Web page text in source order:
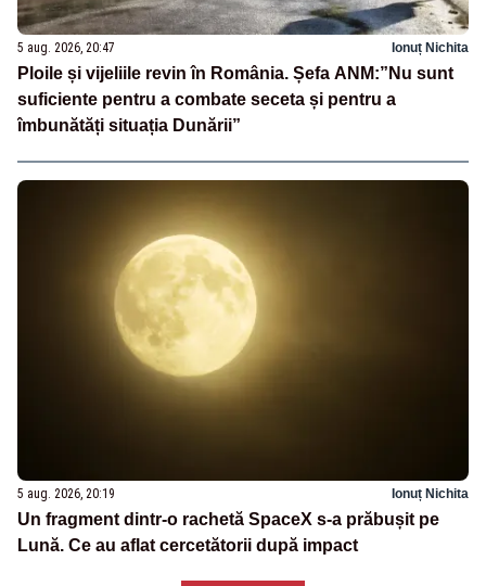
5 aug. 2026, 20:47 Ionuț Nichita
Ploile și vijeliile revin în România. Șefa ANM:”Nu sunt
suficiente pentru a combate seceta și pentru a
îmbunătăți situația Dunării”
5 aug. 2026, 20:19 Ionuț Nichita
Un fragment dintr-o rachetă SpaceX s-a prăbușit pe
Lună. Ce au aflat cercetătorii după impact